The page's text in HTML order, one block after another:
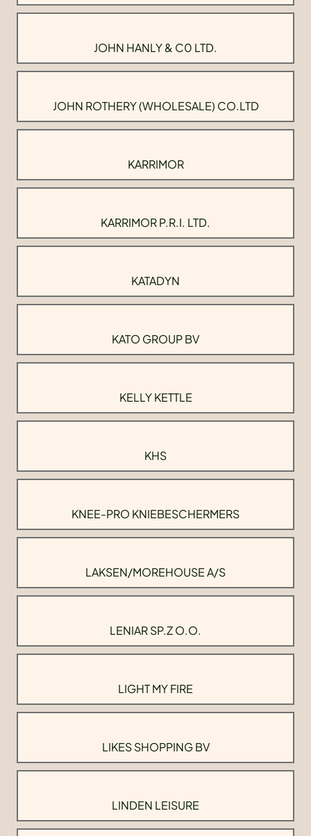
JOHN HANLY & C0 LTD.
JOHN ROTHERY (WHOLESALE) CO.LTD
KARRIMOR
KARRIMOR P.R.I. LTD.
KATADYN
KATO GROUP BV
KELLY KETTLE
KHS
KNEE-PRO KNIEBESCHERMERS
LAKSEN/MOREHOUSE A/S
LENIAR SP.Z O.O.
LIGHT MY FIRE
LIKES SHOPPING BV
LINDEN LEISURE